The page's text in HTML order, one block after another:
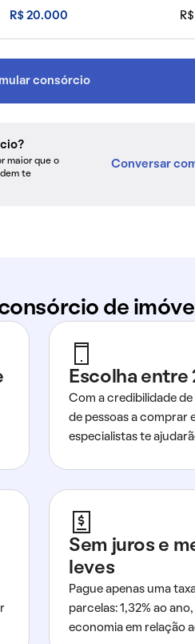
R$ 20.000
consórcio
maior que o
te
Conversar
de
Escolha entre
Com a credibilidade
de pessoas a comprar
especialistas te
Sem juros e
leves
Pague apenas uma
parcelas: 1,32% ao
economia em relação